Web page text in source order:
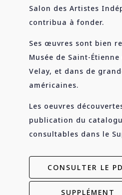
Salon des Artistes
contribua à fonder.
Ses œuvres sont bien
Musée de Saint-
Velay, et dans de
américaines.
Les oeuvres
publication du
consultables dans le
CONSULTER LE
SUPPLÉMENT